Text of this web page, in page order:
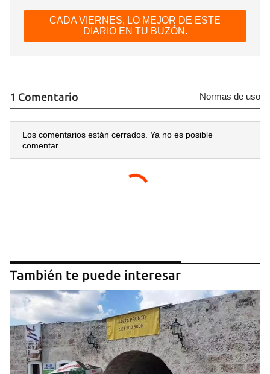
CADA VIERNES, LO MEJOR DE ESTE
DIARIO EN TU BUZÓN.
1 Comentario Normas de uso
Los comentarios están cerrados. Ya no es posible
comentar
También te puede interesar